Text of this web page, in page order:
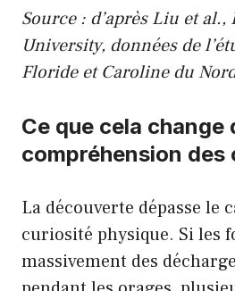
Source : d’après Liu et al.,
University, données de
Floride et Caroline du
Ce que cela change
compréhension des
La découverte dépasse le
curiosité physique. Si les
massivement des